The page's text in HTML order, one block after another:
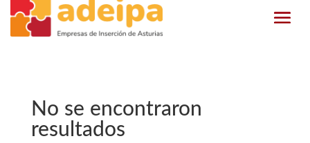
No se encontraron
resultados